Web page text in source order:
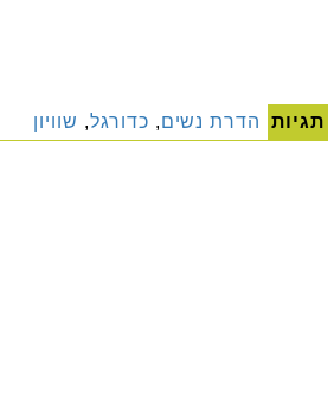
תגיות הדרת נשים, כדורגל, שוויון